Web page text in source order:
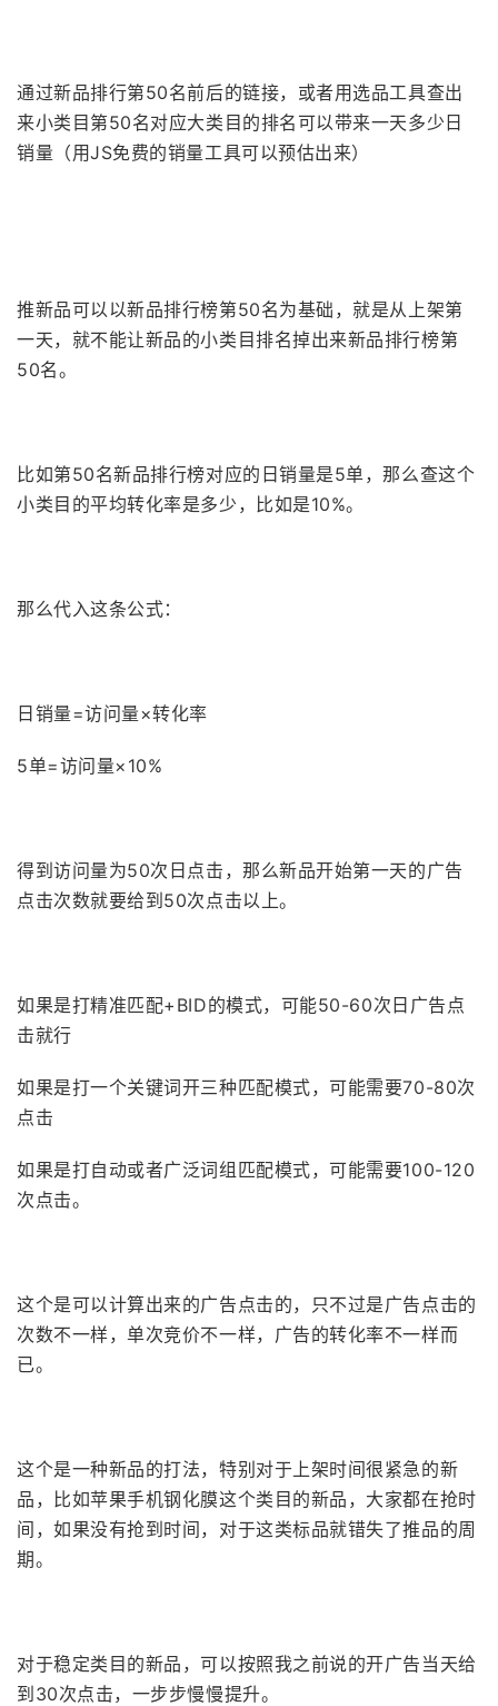
通过新品排行第50名前后的链接，或者用选品工具查出
来小类目第50名对应大类目的排名可以带来一天多少日
销量（用JS免费的销量工具可以预估出来）
推新品可以以新品排行榜第50名为基础，就是从上架第
一天，就不能让新品的小类目排名掉出来新品排行榜第
50名。
比如第50名新品排行榜对应的日销量是5单，那么查这个
小类目的平均转化率是多少，比如是10%。
那么代入这条公式：
日销量=访问量×转化率
5单=访问量×10%
得到访问量为50次日点击，那么新品开始第一天的广告
点击次数就要给到50次点击以上。
如果是打精准匹配+BID的模式，可能50-60次日广告点
击就行
如果是打一个关键词开三种匹配模式，可能需要70-80次
点击
如果是打自动或者广泛词组匹配模式，可能需要100-120
次点击。
这个是可以计算出来的广告点击的，只不过是广告点击的
次数不一样，单次竞价不一样，广告的转化率不一样而
已。
这个是一种新品的打法，特别对于上架时间很紧急的新
品，比如苹果手机钢化膜这个类目的新品，大家都在抢时
间，如果没有抢到时间，对于这类标品就错失了推品的周
期。
对于稳定类目的新品，可以按照我之前说的开广告当天给
到30次点击，一步步慢慢提升。